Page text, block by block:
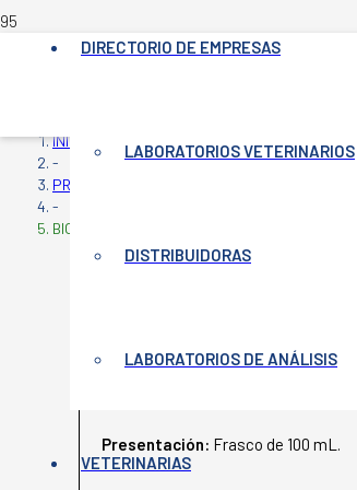
DIRECTORIO DE EMPRESAS
LABORATORIOS VETERINARIOS
DISTRIBUIDORAS
LABORATORIOS DE ANÁLISIS
VETERINARIAS
INICIO
-
PRODUCTOS VETERINARIOS
-
BIOFLOR
Presentación: Frasco de 100 mL.